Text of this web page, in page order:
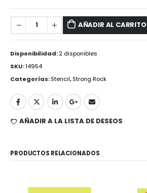
AÑADIR AL CARRITO
Disponibilidad:2 disponibles
SKU:14954
Categorías:Stencil,Strong Rock
AÑADIR A LA LISTA DE DESEOS
PRODUCTOS RELACIONADOS